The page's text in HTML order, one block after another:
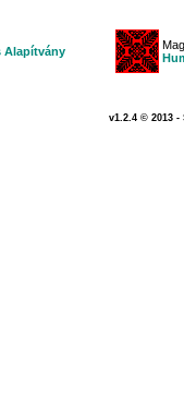
Alapítvány
v1.2.4 © 2013